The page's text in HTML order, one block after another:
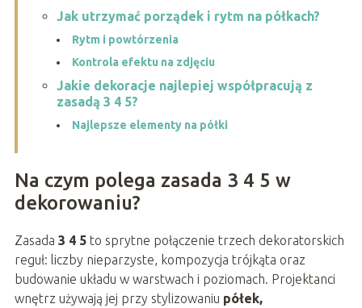
Jak utrzymać porządek i rytm na półkach?
Rytm i powtórzenia
Kontrola efektu na zdjęciu
Jakie dekoracje najlepiej współpracują z
zasadą 3 4 5?
Najlepsze elementy na półki
Na czym polega zasada 3 4 5 w
dekorowaniu?
Zasada 3 4 5to sprytne połączenie trzech dekoratorskich
reguł: liczby nieparzyste, kompozycja trójkąta oraz
budowanie układu w warstwach i poziomach. Projektanci
wnętrz używają jej przy stylizowaniu półek,